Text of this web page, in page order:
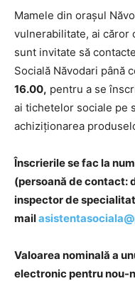
Mamele din orașul
vulnerabilitate, ai căror
sunt invitate să
Socială Năvodari până
16.00, pentru a se
ai tichetelor sociale pe
achiziționarea
Înscrierile se fac la
(persoană de contact:
inspector de
mail
Valoarea nominală a
electronic pentru nou-